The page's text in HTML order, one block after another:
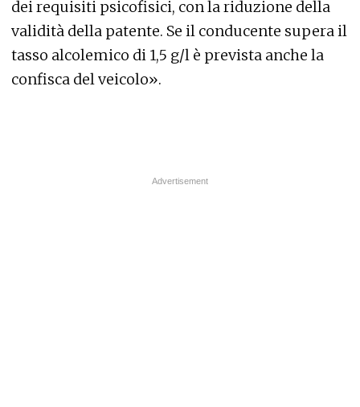
dei requisiti psicofisici, con la riduzione della
validità della patente. Se il conducente supera il
tasso alcolemico di 1,5 g/l è prevista anche la
confisca del veicolo».